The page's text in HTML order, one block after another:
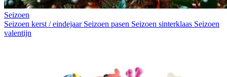
Seizoen
Seizoen kerst / eindejaar Seizoen pasen Seizoen sinterklaas Seizoen
valentijn